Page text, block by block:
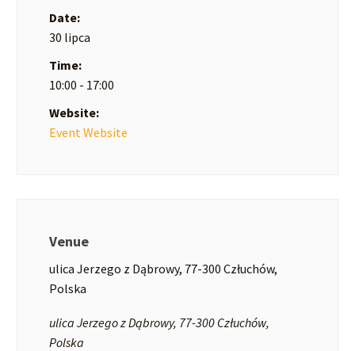
Date:
30 lipca
Time:
10:00 - 17:00
Website:
Event Website
Venue
ulica Jerzego z Dąbrowy, 77-300 Człuchów,
Polska
ulica Jerzego z Dąbrowy, 77-300 Człuchów,
Polska